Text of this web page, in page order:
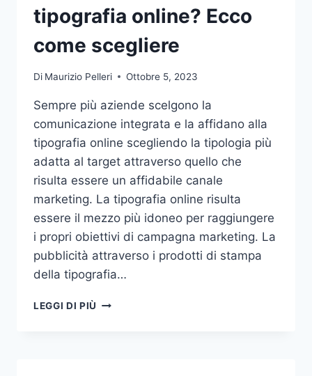
tipografia online? Ecco
come scegliere
Di Maurizio Pelleri Ottobre 5, 2023
Sempre più aziende scelgono la
comunicazione integrata e la affidano alla
tipografia online scegliendo la tipologia più
adatta al target attraverso quello che
risulta essere un affidabile canale
marketing. La tipografia online risulta
essere il mezzo più idoneo per raggiungere
i propri obiettivi di campagna marketing. La
pubblicità attraverso i prodotti di stampa
della tipografia…
LEGGI DI PIÙ VUOI